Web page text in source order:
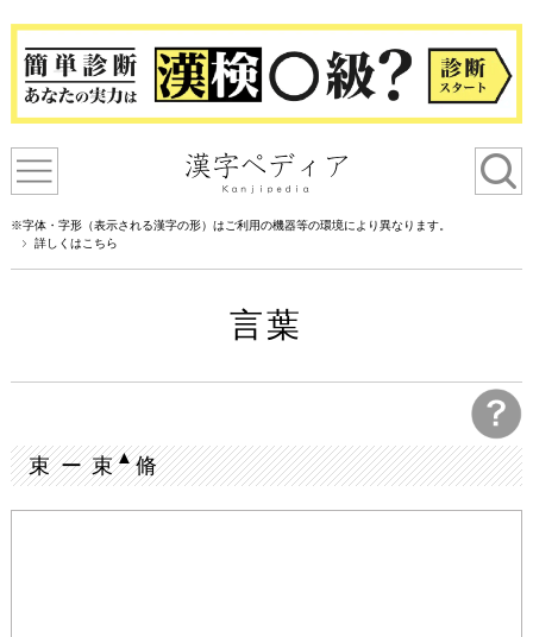
※字体・字形（表示される漢字の形）はご利用の機器等の環境により異なります。
詳しくはこちら
言葉
束 ー 束▲脩